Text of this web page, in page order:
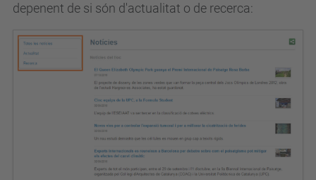
depenent de si són d'actualitat o de recerca: